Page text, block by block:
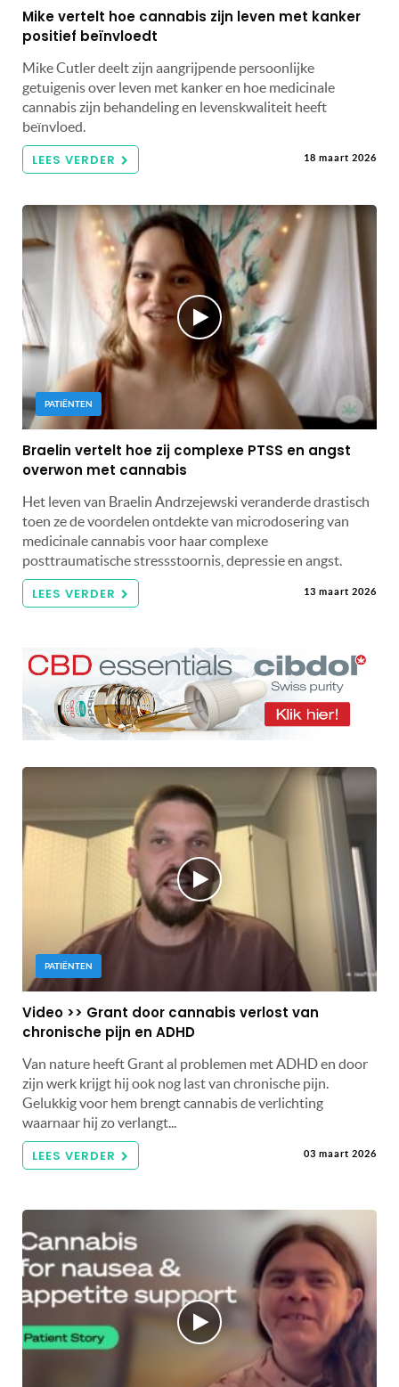
Mike vertelt hoe cannabis zijn leven met kanker
positief beïnvloedt
Mike Cutler deelt zijn aangrijpende persoonlijke
getuigenis over leven met kanker en hoe medicinale
cannabis zijn behandeling en levenskwaliteit heeft
beïnvloed.
LEES VERDER 18 maart 2026
PATIËNTEN
Braelin vertelt hoe zij complexe PTSS en angst
overwon met cannabis
Het leven van Braelin Andrzejewski veranderde drastisch
toen ze de voordelen ontdekte van microdosering van
medicinale cannabis voor haar complexe
posttraumatische stressstoornis, depressie en angst.
LEES VERDER 13 maart 2026
PATIËNTEN
Video >> Grant door cannabis verlost van
chronische pijn en ADHD
Van nature heeft Grant al problemen met ADHD en door
zijn werk krijgt hij ook nog last van chronische pijn.
Gelukkig voor hem brengt cannabis de verlichting
waarnaar hij zo verlangt...
LEES VERDER 03 maart 2026